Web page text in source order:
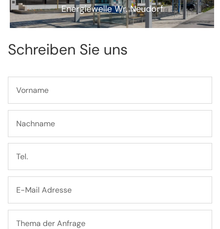
Energiewelle Wr. Neudorf
Schreiben Sie uns